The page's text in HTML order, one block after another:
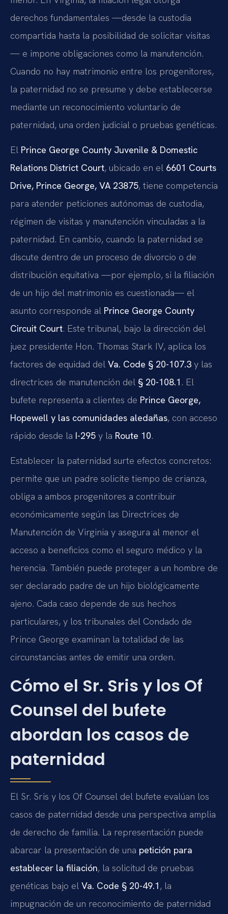
derechos fundamentales —desde la custodia
compartida hasta la posibilidad de solicitar visitas
— e impone obligaciones como la manutención.
Cuando no hay matrimonio entre los progenitores,
la paternidad no se presume y debe establecerse
mediante un reconocimiento voluntario de
paternidad, una orden judicial o pruebas genéticas.
El Prince George County Juvenile & Domestic
Relations District Court, ubicado en el 6601 Courts
Drive, Prince George, VA 23875, tiene competencia
para atender peticiones autónomas de custodia,
régimen de visitas y manutención vinculadas a la
paternidad. En cambio, cuando la paternidad se
discute dentro de un proceso de divorcio o de
distribución equitativa —por ejemplo, si la filiación
de un hijo del matrimonio es cuestionada— el
asunto corresponde al Prince George County
Circuit Court. Este tribunal, bajo la dirección del
juez presidente Hon. Thomas Stark IV, aplica los
factores de equidad del Va. Code § 20-107.3 y las
directrices de manutención del § 20-108.1 . El
bufete representa a clientes de Prince George,
Hopewell y las comunidades aledañas, con acceso
rápido desde la I-295 y la Route 10.
Establecer la paternidad surte efectos concretos:
permite que un padre solicite tiempo de crianza,
obliga a ambos progenitores a contribuir
económicamente según las Directrices de
Manutención de Virginia y asegura al menor el
acceso a beneficios como el seguro médico y la
herencia. También puede proteger a un hombre de
ser declarado padre de un hijo biológicamente
ajeno. Cada caso depende de sus hechos
particulares, y los tribunales del Condado de
Prince George examinan la totalidad de las
circunstancias antes de emitir una orden.
Cómo el Sr. Sris y los Of
Counsel del bufete
abordan los casos de
paternidad
El Sr. Sris y los Of Counsel del bufete evalúan los
casos de paternidad desde una perspectiva amplia
de derecho de familia. La representación puede
abarcar la presentación de una petición para
establecer la filiación, la solicitud de pruebas
genéticas bajo el Va. Code § 20-49.1, la
impugnación de un reconocimiento de paternidad